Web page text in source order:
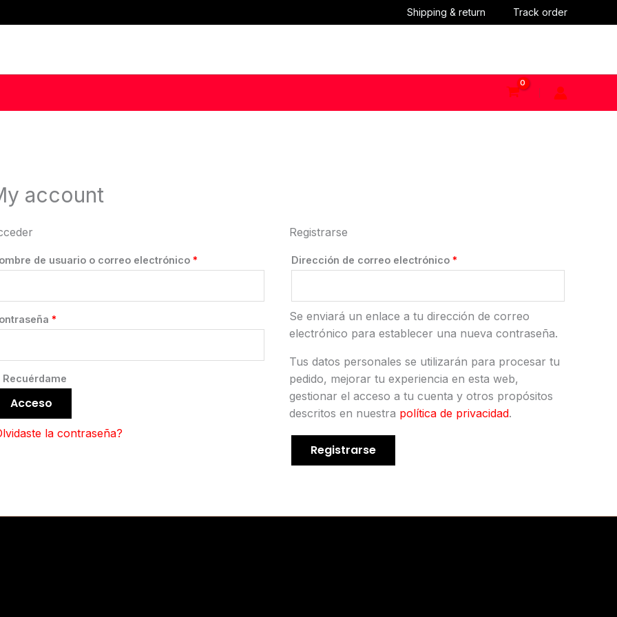
Shipping & return Track order
account
de usuario o correo electrónico *
*
Recuérdame
Acceso
la contraseña?
Registrarse
Dirección de correo electrónico*
Se enviará un enlace a tu dirección de correo
electrónico para establecer una nueva contraseña.
Tus datos personales se utilizarán para procesar tu
pedido, mejorar tu experiencia en esta web,
gestionar el acceso a tu cuenta y otros propósitos
descritos en nuestra política de privacidad.
Registrarse